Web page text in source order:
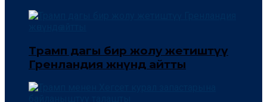
Трамп дагы бир жолу жетиштүү
Гренландия жөнүндө айтты